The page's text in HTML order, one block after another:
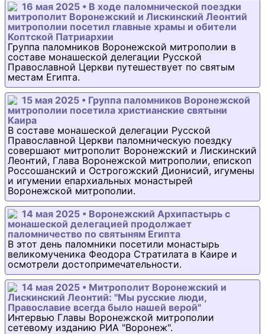
16 мая 2025 • В ходе паломнической поездки
митрополит Воронежский и Лискинский Леонтий
митрополии посетил главные храмы и обители
Коптской Патриархии
Группа паломников Воронежской митрополии в
составе монашеской делегации Русской
Православной Церкви путешествует по святым
местам Египта.
15 мая 2025 • Группа паломников Воронежской
митрополии посетила христианские святыни
Каира
В составе монашеской делегации Русской
Православной Церкви паломническую поездку
совершают митрополит Воронежский и Лискинский
Леонтий, Глава Воронежской митрополии, епископ
Россошанский и Острогожский Дионисий, игумены
и игумении епархиальных монастырей
Воронежской митрополии.
14 мая 2025 • Воронежский Архипастырь с
монашеской делегацией продолжает
паломничество по святыням Египта
В этот день паломники посетили монастырь
великомученика Феодора Стратилата в Каире и
осмотрели достопримечательности.
14 мая 2025 • Митрополит Воронежский и
Лискинский Леонтий: "Мы русские люди,
Православие всегда было нашей верой"
Интервью Главы Воронежской митрополии
сетевому изданию РИА "Воронеж".